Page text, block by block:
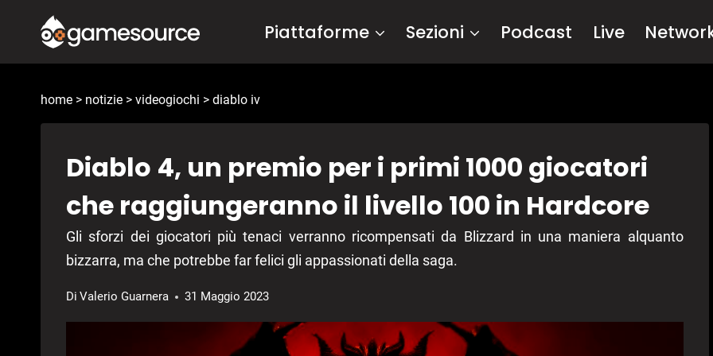
contenuto
Piattaforme Sezioni Podcast Live
home > notizie > videogiochi > diablo iv
Diablo 4, un premio per i primi 1000 giocatori
che raggiungeranno il livello 100 in Hardcore
Gli sforzi dei giocatori più tenaci verranno ricompensati da Blizzard in una maniera alquanto
bizzarra, ma che potrebbe far felici gli appassionati della saga.
Di Valerio Guarnera 31 Maggio 2023